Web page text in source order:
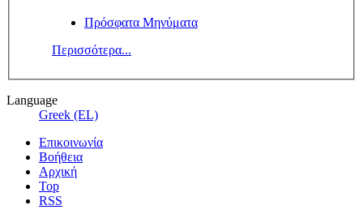
Πρόσφατα Μηνύματα
Περισσότερα...
Language
Greek (EL)
Επικοινωνία
Βοήθεια
Αρχική
Top
RSS